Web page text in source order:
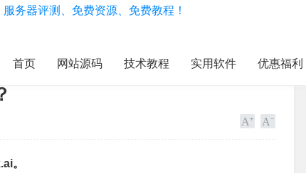
首页 网站源码 技术教程 实用软件 优惠福利
。